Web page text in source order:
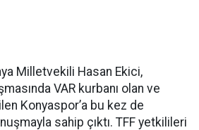
Milletvekili Hasan Ekici,
VAR kurbanı olan ve
Konyaspor’a bu kez de
sahip çıktı. TFF yetkilileri